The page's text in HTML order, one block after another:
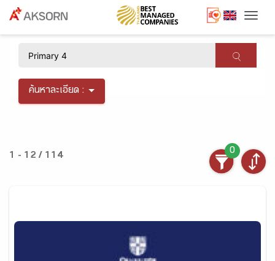
ค้นหาละเอียด :
1 - 12 / 114
0